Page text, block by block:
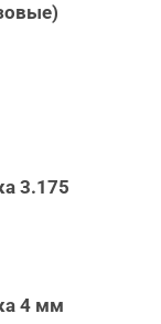
3.175
4 мм